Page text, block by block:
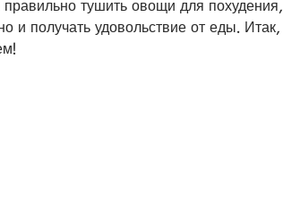
тушить овощи для похудения,
и получать удовольствие от еды. Итак,